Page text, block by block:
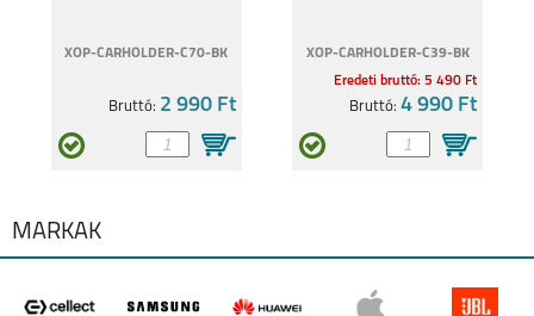
8 PRO
7I
XOP-CARHOLDER-C70-BK
Bruttó: 2 990 Ft
XOP-CARHOLDER-C39-BK
Eredeti bruttó: 5 490 Ft
Bruttó:4 990 Ft
MÁRKÁK